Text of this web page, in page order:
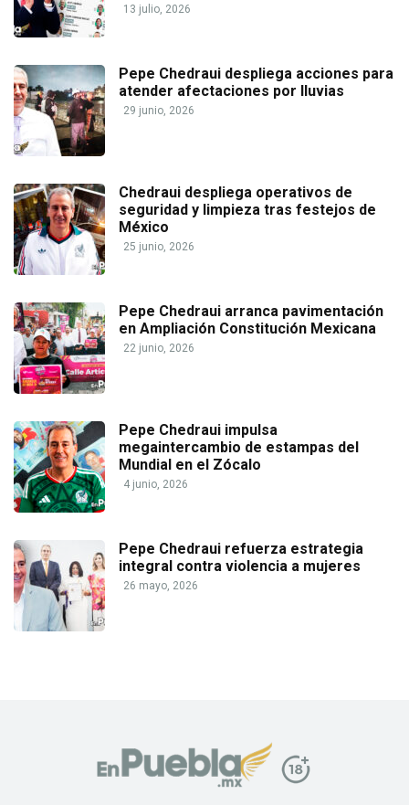
13 julio, 2026
Pepe Chedraui despliega acciones para
atender afectaciones por lluvias
29 junio, 2026
Chedraui despliega operativos de
seguridad y limpieza tras festejos de
México
25 junio, 2026
Pepe Chedraui arranca pavimentación
en Ampliación Constitución Mexicana
22 junio, 2026
Pepe Chedraui impulsa
megaintercambio de estampas del
Mundial en el Zócalo
4 junio, 2026
Pepe Chedraui refuerza estrategia
integral contra violencia a mujeres
26 mayo, 2026